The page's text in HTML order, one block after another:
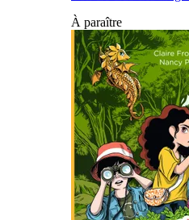
À paraître